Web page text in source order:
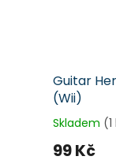
Guitar
(Wii)
Skladem
99 Kč